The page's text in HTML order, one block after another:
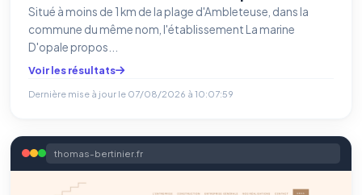
Situé à moins de 1 km de la plage d'Ambleteuse, dans la
commune du même nom, l'établissement La marine
D'opale propos...
Voir les résultats
Dernière mise à jour le 07/08/2026 à 10:07:59
thomas-bertinier.fr